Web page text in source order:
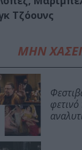
Τζόουνς
ΜΗΝ